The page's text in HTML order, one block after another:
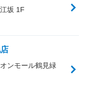
坂 1F
ンモール鶴見緑